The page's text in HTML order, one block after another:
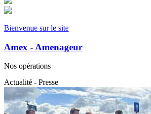
Bienvenue sur le site
Amex - Amenageur
Nos opérations
Actualité - Presse